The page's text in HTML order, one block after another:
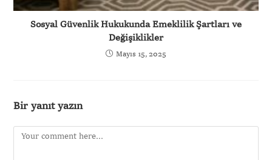
Sosyal Güvenlik Hukukunda Emeklilik Şartları ve
Değişiklikler
Mayıs 15, 2025
Bir yanıt yazın